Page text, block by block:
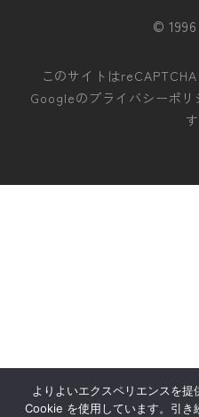
©
このサイトは
Googleの プライバシーポリ
す
よりよいエクスペリエンスを
Cookie を使用しています。引